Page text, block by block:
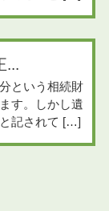
...
という相続財
す。しかし遺
記されて […]